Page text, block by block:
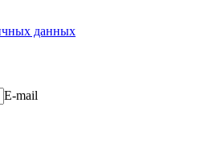
данных
E-mail